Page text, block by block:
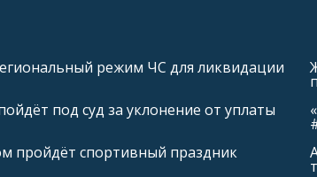
режим ЧС для ликвидации
под суд за уклонение от уплаты
пройдёт спортивный праздник